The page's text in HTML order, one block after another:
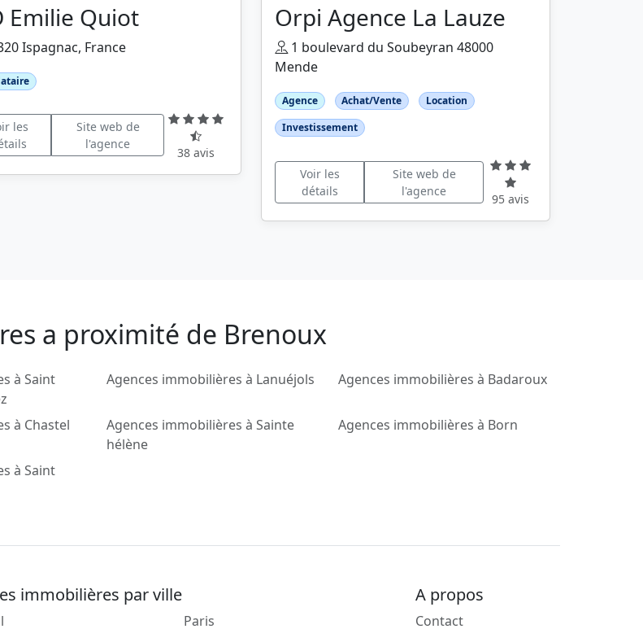
Emilie Quiot
Ispagnac, France
les
Site web de
l'agence
38 avis
Orpi Agence La Lauze
1 boulevard du Soubeyran 48000
Mende
Agence Achat/Vente
Location
Investissement
Voir les
détails
Site web de
l'agence
95 avis
a proximité de Brenoux
à Saint
Agences immobilières à Lanuéjols Agences immobilières à Badaroux
à Chastel
Agences immobilières à Sainte
hélène
Agences immobilières à Born
à Saint
immobilières par ville
Paris
A propos
Contact